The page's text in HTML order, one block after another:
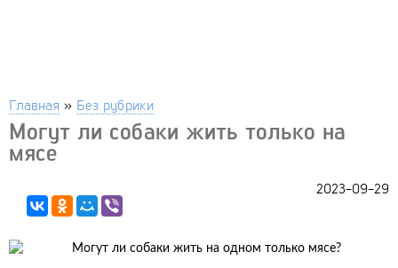
Главная » Без рубрики
Могут ли собаки жить только на
мясе
2023-09-29